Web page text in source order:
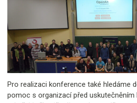
Pro realizaci konference také hledáme
pomoc s organizací před uskutečněním